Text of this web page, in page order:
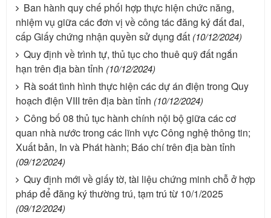
Ban hành quy chế phối hợp thực hiện chức năng,
nhiệm vụ giữa các đơn vị về công tác đăng ký đất đai,
cấp Giấy chứng nhận quyền sử dụng đất (10/12/2024)
Quy định về trình tự, thủ tục cho thuê quỹ đất ngắn
hạn trên địa bàn tỉnh (10/12/2024)
Rà soát tình hình thực hiện các dự án điện trong Quy
hoạch điện VIII trên địa bàn tỉnh (10/12/2024)
Công bố 08 thủ tục hành chính nội bộ giữa các cơ
quan nhà nước trong các lĩnh vực Công nghệ thông tin;
Xuất bản, In và Phát hành; Báo chí trên địa bàn tỉnh
(09/12/2024)
Quy định mới về giấy tờ, tài liệu chứng minh chỗ ở hợp
pháp để đăng ký thường trú, tạm trú từ 10/1/2025
(09/12/2024)